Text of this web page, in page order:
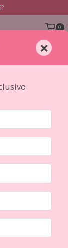
0
×